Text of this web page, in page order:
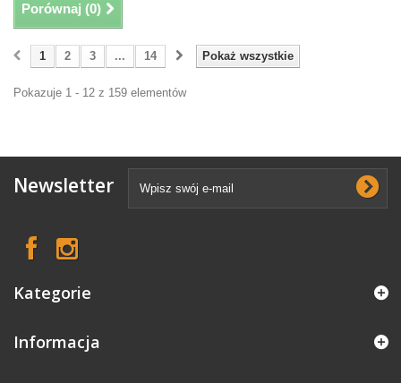
Porównaj (0)
Pokaż wszystkie
1 2 3 ... 14
Pokazuje 1 - 12 z 159 elementów
Newsletter
Kategorie
Informacja